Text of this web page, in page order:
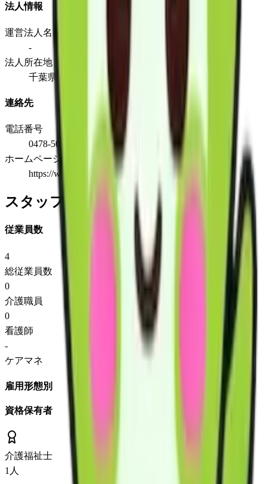
法人情報
運営法人名
-
法人所在地
千葉県香取市北2-14-2笹本ビル201
連絡先
電話番号
0478-50-2929
ホームページ
https://www.egaonowa.com/
スタッフ情報
従業員数
4
総従業員数
0
介護職員
0
看護師
-
ケアマネ
雇用形態別
資格保有者
介護福祉士
1 人